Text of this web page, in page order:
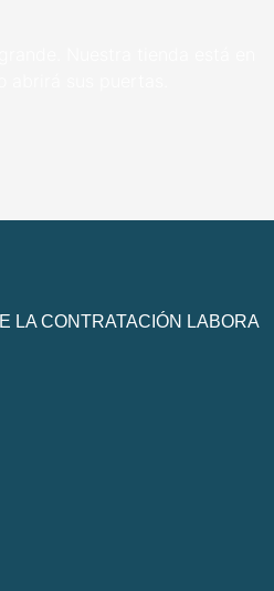
LA CONTRATACIÓN LABORA